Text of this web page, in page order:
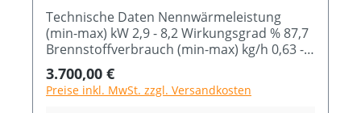
Technische Daten Nennwärmeleistung
(min-max) kW 2,9 - 8,2 Wirkungsgrad % 87,7
Brennstoffverbrauch (min-max) kg/h 0,63 -
Regulärer Preis:
3.700,00 €
Preise inkl. MwSt. zzgl. Versandkosten